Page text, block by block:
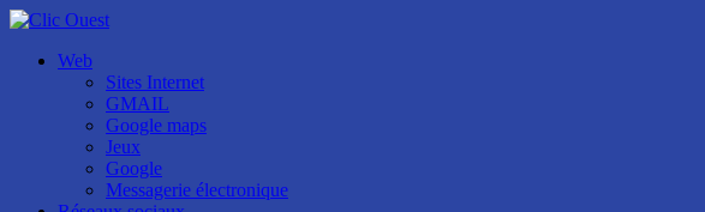
Web
Sites Internet
GMAIL
Google maps
Jeux
Google
Messagerie électronique